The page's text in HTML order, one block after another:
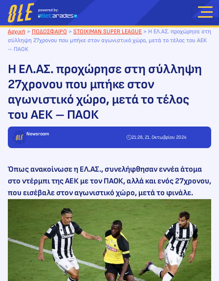
Μετάβαση
στο
περιεχόμενο
Αρχική > ΠΟΔΟΣΦΑΙΡΟ > STOIXIMAN SUPER LEAGUE > Η ΕΛ.ΑΣ. προχώρησε στη
σύλληψη 27χρονου που μπήκε στον αγωνιστικό χώρο, μετά το τέλος του ΑΕΚ
– ΠΑΟΚ
Η ΕΛ.ΑΣ. προχώρησε στη σύλληψη
27χρονου που μπήκε στον
αγωνιστικό χώρο, μετά το τέλος
του ΑΕΚ – ΠΑΟΚ
Newsroom
21:28, 21. Οκτωβρίου 2024
Όπως ανακοίνωσε η ΕΛ.ΑΣ., συνελήφθησαν εννέα άτομα
στο ντέρμπι της ΑΕΚ με τον ΠΑΟΚ, αλλά και ενός 27χρονου,
που εισέβαλε στον αγωνιστικό χώρο, μετά το φινάλε.